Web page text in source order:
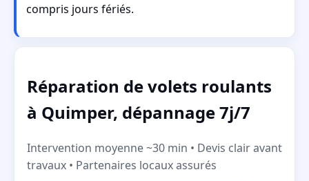
compris jours fériés.
Réparation de volets roulants
à Quimper, dépannage 7j/7
Intervention moyenne ~30 min • Devis clair avant
travaux • Partenaires locaux assurés